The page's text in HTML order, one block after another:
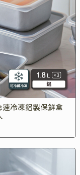
速冷凍鋁製保鮮盒